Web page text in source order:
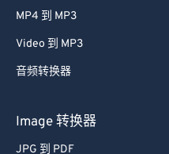
MP4 到 MP3
Video 到 MP3
音频转换器
Image 转换器
JPG 到 PDF